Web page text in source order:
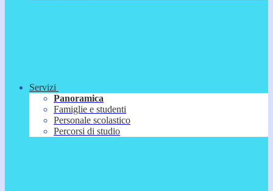
Servizi
Panoramica
Famiglie e studenti
Personale scolastico
Percorsi di studio